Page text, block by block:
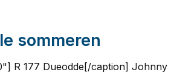
sommeren
R 177 Dueodde[/caption] Johnny